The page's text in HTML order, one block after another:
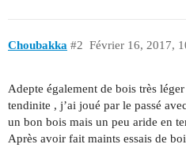
Choubakka Février 16, 2017,
#2
Adepte également de bois très
tendinite , j’ai joué par le passé
un bon bois mais un peu aride en
Après avoir fait maints essais de